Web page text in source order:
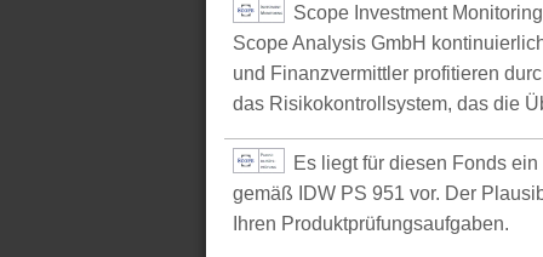
Scope Investment
Scope Analysis GmbH
und Finanzvermittler profitieren
das Risikokontrollsystem, das die
Es liegt für diesen Fonds
gemäß IDW PS 951 vor. Der
Ihren Produktprüfungsaufgaben.